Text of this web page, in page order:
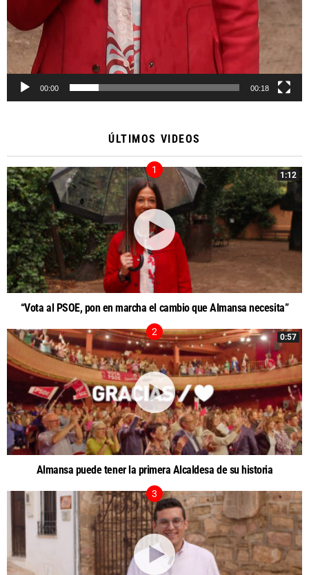
00:00 00:18
ÚLTIMOS VIDEOS
1:12
“Vota al PSOE, pon en marcha el cambio que Almansa necesita”
0:57
Almansa puede tener la primera Alcaldesa de su historia